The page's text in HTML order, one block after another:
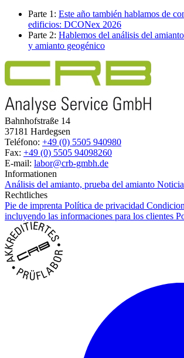
Parte 1: Este año también hablamos de
edificios: DCONex 2026
Parte 2: Hablemos del análisis del
y amianto geogénico
Bahnhofstraße 14
37181 Hardegsen
Teléfono: +49 (0) 5505 940980
Fax: +49 (0) 5505 94098260
E-mail: labor@crb-gmbh.de
Informationen
Análisis del amianto, prueba del amianto
Rechtliches
Pie de imprenta Política de privacidad
incluyendo las informaciones para los clientes